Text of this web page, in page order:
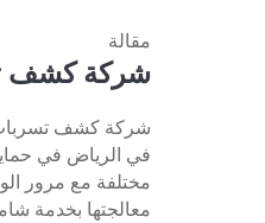
مقالة
شركة كشف
في الرياض في
مختلفة مع مرور
معالجتها بخدمة